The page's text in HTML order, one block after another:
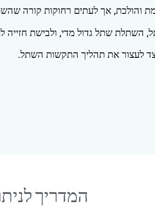
והולכת, אך לעתים רחוקות קורה
השתלת שתל גדול מדי, ולבישת חזייה
לעצור את תהליך התקשות השתל.
המדריך